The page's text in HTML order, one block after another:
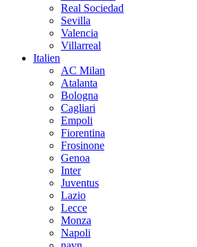
Real Sociedad
Sevilla
Valencia
Villarreal
Italien
AC Milan
Atalanta
Bologna
Cagliari
Empoli
Fiorentina
Frosinone
Genoa
Inter
Juventus
Lazio
Lecce
Monza
Napoli